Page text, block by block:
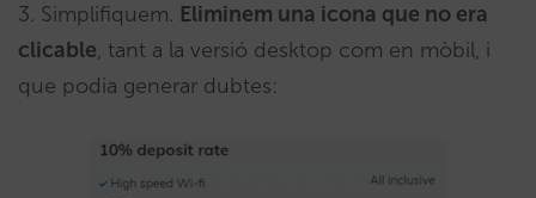
3. Simplifiquem. Eliminem una icona que no era
clicable, tant a la versió desktop com en mòbil, i
que podia generar dubtes: